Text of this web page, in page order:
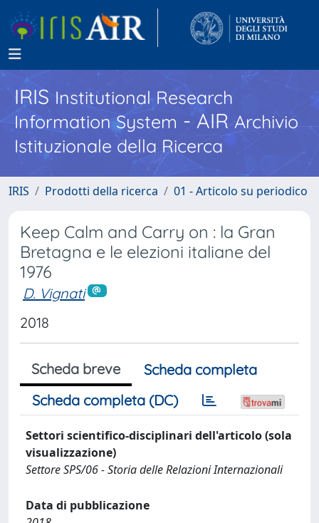
IRISInstitutional Research
Information System - AIR Archivio
Istituzionale della Ricerca
IRIS Prodotti della ricerca 01 - Articolo su periodico
Keep Calm and Carry on : la Gran
Bretagna e le elezioni italiane del
1976
D. Vignati
2018
Scheda breve
Scheda completa
Scheda completa (DC)
Settori scientifico-disciplinari dell'articolo (sola
visualizzazione)
Settore SPS/06 - Storia delle Relazioni Internazionali
Data di pubblicazione